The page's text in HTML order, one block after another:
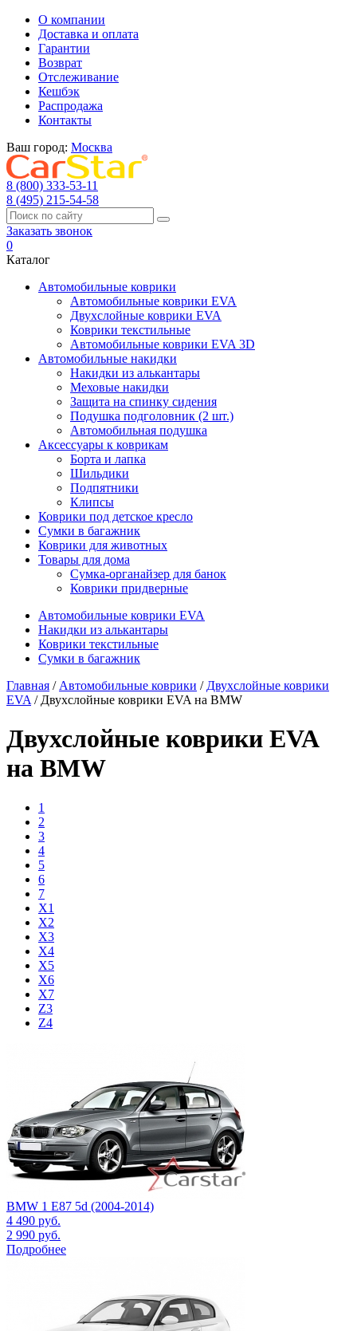
О компании
Доставка и оплата
Гарантии
Возврат
Отслеживание
Кешбэк
Распродажа
Контакты
Ваш город: Москва
8 (800) 333-53-11
8 (495) 215-54-58
Заказать звонок
0
Каталог
Автомобильные коврики
Автомобильные коврики EVA
Двухслойные коврики EVA
Коврики текстильные
Автомобильные коврики EVA 3D
Автомобильные накидки
Накидки из алькантары
Меховые накидки
Защита на спинку сидения
Подушка подголовник (2 шт.)
Автомобильная подушка
Аксессуары к коврикам
Борта и лапка
Шильдики
Подпятники
Клипсы
Коврики под детское кресло
Сумки в багажник
Коврики для животных
Товары для дома
Сумка-органайзер для банок
Коврики придверные
Автомобильные коврики EVA
Накидки из алькантары
Коврики текстильные
Сумки в багажник
Главная / Автомобильные коврики / Двухслойные коврики
EVA / Двухслойные коврики EVA на BMW
Двухслойные коврики EVA
на BMW
1
2
3
4
5
6
7
X1
X2
X3
X4
X5
X6
X7
Z3
Z4
BMW 1 E87 5d (2004-2014)
4 490 руб.
2 990 руб.
Подробнее